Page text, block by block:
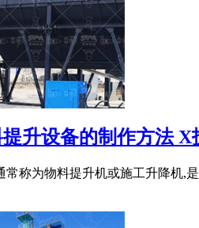
升设备的制作方法 X
常称为物料提升机或施工升降机,